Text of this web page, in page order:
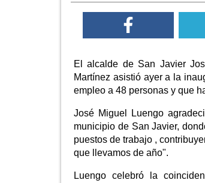
El alcalde de San Javier
Martínez asistió ayer a la
empleo a 48 personas y que
José Miguel Luengo
municipio de San Javier,
puestos de trabajo ,
que llevamos de año".
Luengo celebró la